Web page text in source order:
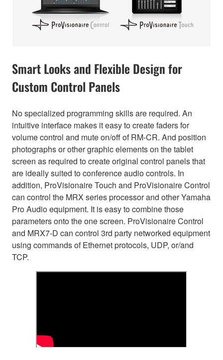
Smart Looks and Flexible Design for
Custom Control Panels
No specialized programming skills are required. An
intuitive interface makes it easy to create faders for
volume control and mute on/off of RM-CR. And position
photographs or other graphic elements on the tablet
screen as required to create original control panels that
are ideally suited to conference audio controls. In
addition, ProVisionaire Touch and ProVisionaire Control
can control the MRX series processor and other Yamaha
Pro Audio equipment. It is easy to combine those
parameters onto the one screen. ProVisionaire Control
and MRX7-D can control 3rd party networked equipment
using commands of Ethernet protocols, UDP, or/and
TCP.